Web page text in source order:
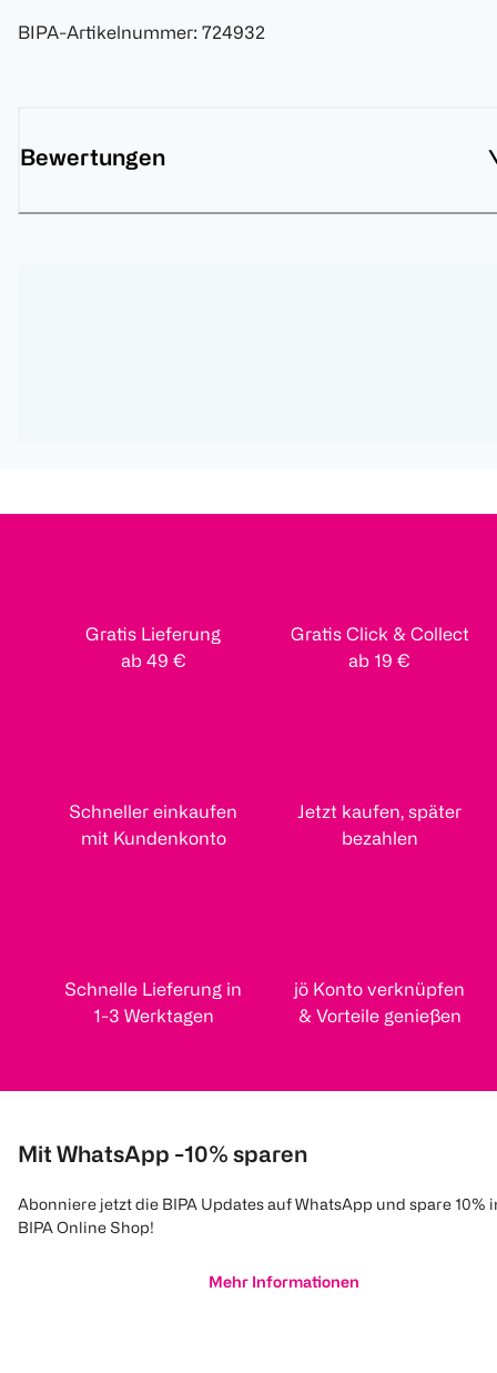
BIPA-Artikelnummer: 724932
Bewertungen
Gratis Lieferung
ab 49 €
Gratis Click & Collect
ab 19 €
Schneller einkaufen
mit Kundenkonto
Jetzt kaufen, später
bezahlen
Schnelle Lieferung in
1-3 Werktagen
jö Konto verknüpfen
& Vorteile genießen
Mit WhatsApp -10% sparen
Abonniere jetzt die BIPA Updates auf WhatsApp und spare 10%
BIPA Online Shop!
Mehr Informationen